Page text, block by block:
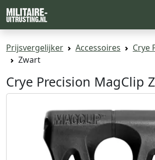
Prijsvergelijker Accessoires
Crye
Zwart
Crye Precision MagClip